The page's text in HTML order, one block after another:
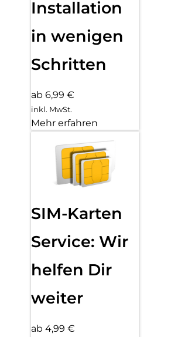
Installation
in wenigen
Schritten
ab 6,99 €
inkl. MwSt.
Mehr erfahren
SIM-Karten
Service: Wir
helfen Dir
weiter
ab 4,99 €